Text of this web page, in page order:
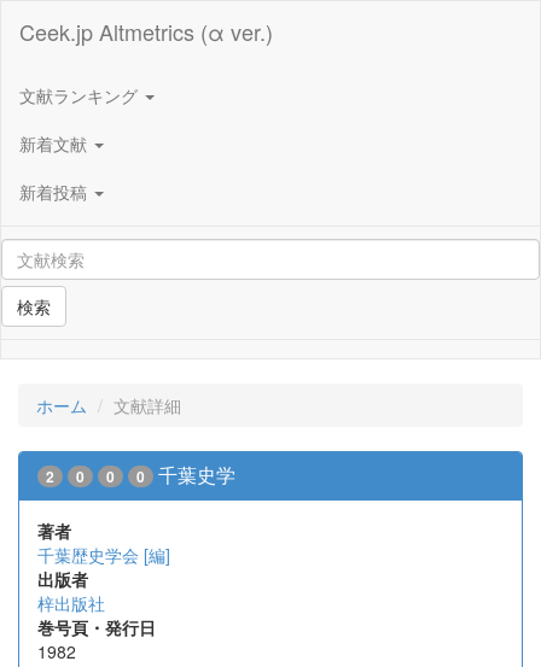
Ceek.jp Altmetrics (α ver.)
文献ランキング
新着文献
新着投稿
検索
ホーム 文献詳細
2 0 0 0 千葉史学
著者
千葉歴史学会 [編]
出版者
梓出版社
巻号頁・発行日
1982